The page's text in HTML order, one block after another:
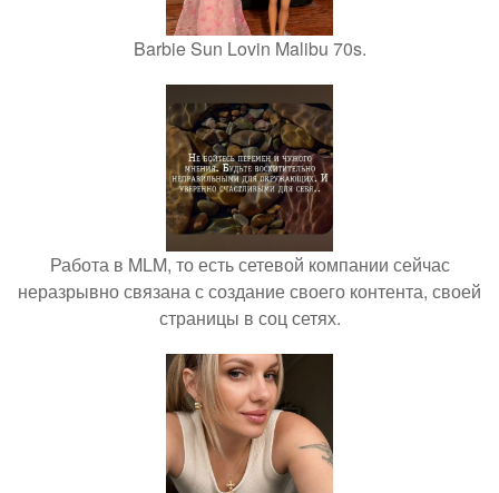
Barbie Sun Lovin Malibu 70s.
Работа в MLM, то есть сетевой компании сейчас
неразрывно связана с создание своего контента, своей
страницы в соц сетях.